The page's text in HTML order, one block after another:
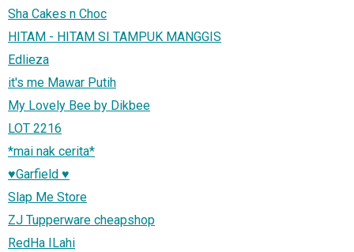
Sha Cakes n Choc
HITAM - HITAM SI TAMPUK MANGGIS
Edlieza
it's me Mawar Putih
My Lovely Bee by Dikbee
LOT 2216
*mai nak cerita*
♥Garfield ♥
Slap Me Store
ZJ Tupperware cheapshop
RedHa ILahi